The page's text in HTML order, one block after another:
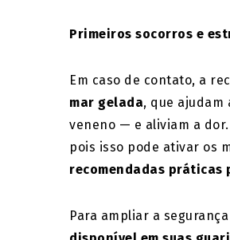
Primeiros socorros e
Em caso de contato, a
mar gelada, que
veneno — e aliviam a
pois isso pode ativar os
recomendadas práticas
Para ampliar a